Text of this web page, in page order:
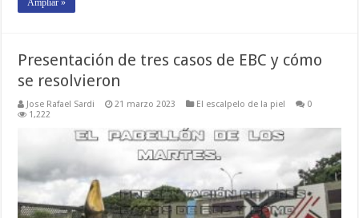
Presentación de tres casos de EBC y cómo
se resolvieron
Jose Rafael Sardi 21 marzo 2023 El escalpelo de la piel
0
1,222